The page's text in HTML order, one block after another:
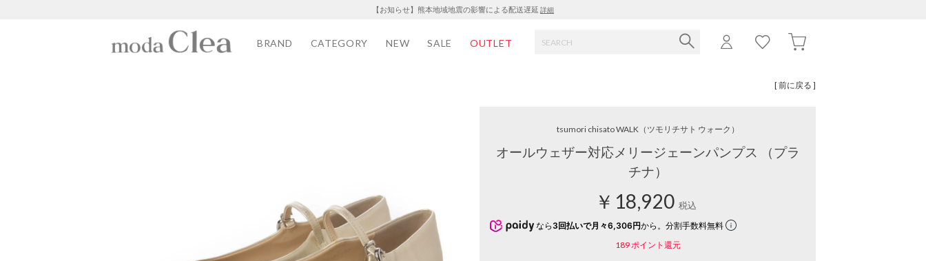
【お知らせ】熊本地域地震の影響による配送遅延 詳細
BRAND CATEGORY NEW SALE OUTLET
[ 前に戻る ]
tsumori chisato WALK（ツモリチサト ウォーク）
オールウェザー対応メリージェーンパンプス （プラ
チナ）
￥18,920 税込
なら 3回払いで月々6,306円から。分割手数料無料
189ポイント還元